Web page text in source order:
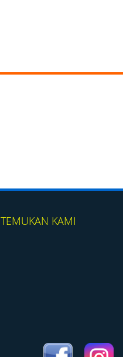
TEMUKAN KAMI